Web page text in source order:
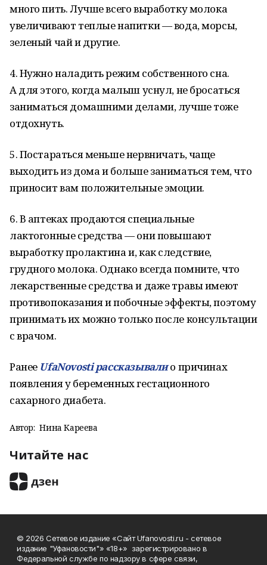
много пить. Лучше всего выработку молока
увеличивают теплые напитки — вода, морсы,
зеленый чай и другие.
4. Нужно наладить режим собственного сна.
А для этого, когда малыш уснул, не бросаться
заниматься домашними делами, лучше тоже
отдохнуть.
5. Постараться меньше нервничать, чаще
выходить из дома и больше заниматься тем, что
приносит вам положительные эмоции.
6. В аптеках продаются специальные
лактогонные средства — они повышают
выработку пролактина и, как следствие,
грудного молока. Однако всегда помните, что
лекарственные средства и даже травы имеют
противопоказания и побочные эффекты, поэтому
принимать их можно только после консультации
с врачом.
Ранее UfaNovosti рассказывалио причинах
появления у беременных гестационного
сахарного диабета.
Автор: Нина Кареева
Читайте нас
© 2026 Сетевое издание «Сайт Ufanovosti.ru - сетевое
издание "Уфановости"» «18+» зарегистрировано в
Федеральной службе по надзору в сфере связи,